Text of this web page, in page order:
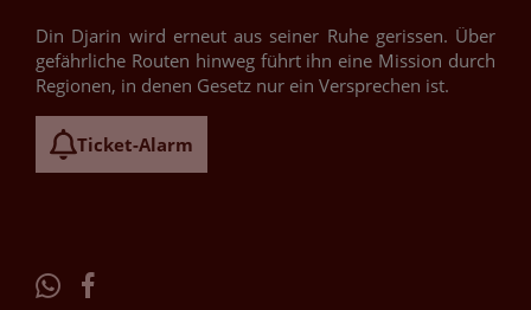
Din Djarin wird erneut aus seiner Ruhe gerissen. Über
gefährliche Routen hinweg führt ihn eine Mission durch
Regionen, in denen Gesetz nur ein Versprechen ist.
Ticket-Alarm